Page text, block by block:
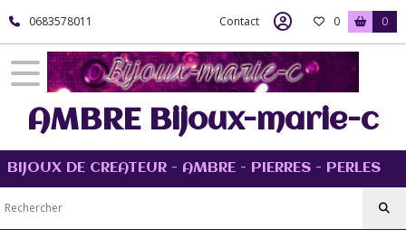
0683578011 Contact 0 0
AMBRE Bijoux-marie-c
BIJOUX DE CREATEUR - AMBRE - PIERRES - PERLES